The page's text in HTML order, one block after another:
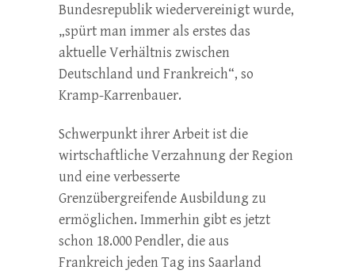
Bundesrepublik wiedervereinigt wurde,
„spürt man immer als erstes das
aktuelle Verhältnis zwischen
Deutschland und Frankreich“, so
Kramp-Karrenbauer.
Schwerpunkt ihrer Arbeit ist die
wirtschaftliche Verzahnung der Region
und eine verbesserte
Grenzübergreifende Ausbildung zu
ermöglichen. Immerhin gibt es jetzt
schon 18.000 Pendler, die aus
Frankreich jeden Tag ins Saarland